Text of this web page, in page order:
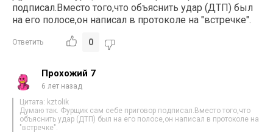
подписал.Вместо того,что объяснить удар (ДТП) был
на его полосе,он написал в протоколе на "встречке".
Ответить 0
Прохожий 7
6 лет назад
Цитата: kztolik
Думаю так. Фурщик сам себе приговор подписал.Вместо того,что
объяснить удар (ДТП) был на его полосе,он написал в протоколе на
"встречке".